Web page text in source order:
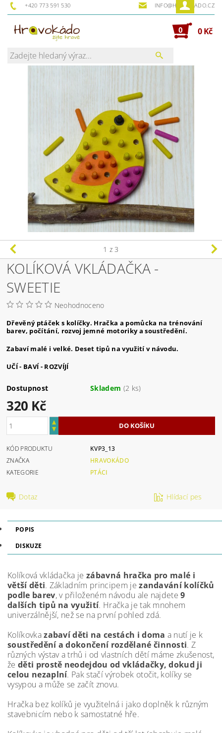
+420 773 591 530 INFO@HRAVOKADO.CZ
0 0 Kč
1 z 3
KOLÍKOVÁ VKLÁDAČKA -
SWEETIE
Neohodnoceno
Dřevěný ptáček s kolíčky. Hračka a pomůcka na trénování
barev, počítání, rozvoj jemné motoriky a soustředění.
Zabaví malé i velké. Deset tipů na využití v návodu.
UČÍ - BAVÍ - ROZVÍJÍ
Dostupnost Skladem (2 ks)
320 Kč
KÓD PRODUKTU
KVP3_13
ZNAČKA
HRAVOKÁDO
KATEGORIE
PTÁCI
Dotaz Hlídací pes
POPIS
DISKUZE
Kolíková vkládačka jezábavná hračka pro malé i
větší děti. Základním principem jezandavání kolíčků
podle barev, v přiloženém návodu ale najdete9
dalších tipů na využití. Hračka je tak mnohem
univerzálnější, než se na první pohled zdá.
Kolíkovkazabaví děti na cestách i doma a nutí je k
soustředění a dokončení rozdělané činnosti. Z
různých výstav a trhů i od vlastních dětí máme zkušenost,
že děti prostě neodejdou od vkládačky, dokud ji
celou nezaplní. Pak stačí výrobek otočit, kolíky se
vysypou a může se začít znovu.
Hračka bez kolíků je využitelná i jako doplněk k různým
stavebnicím nebo k samostatné hře.